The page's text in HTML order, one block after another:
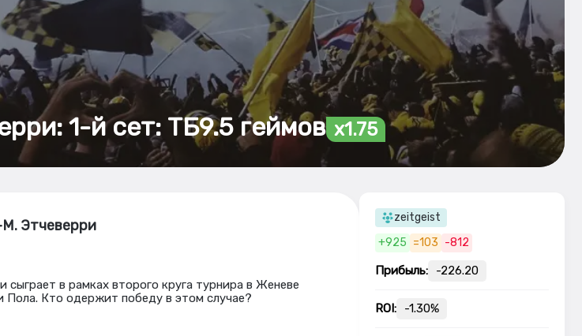
1-й сет: ТБ9.5 геймов x1.75
М. Этчеверри
в рамках второго круга турнира в Женеве
Пола. Кто одержит победу в этом случае?
zeitgeist
+925 =103 -812
Прибыль: -226.20
ROI: -1.30%